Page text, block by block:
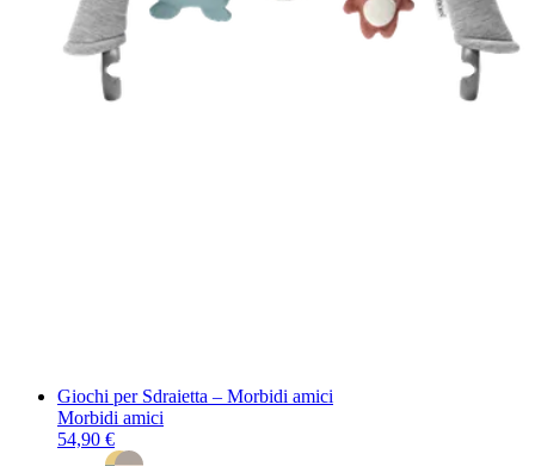
Giochi per Sdraietta – Morbidi amici
Morbidi amici
54,90 €